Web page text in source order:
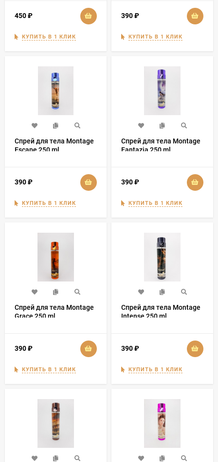
450₽
КУПИТЬ В 1 КЛИК
390₽
КУПИТЬ В 1 КЛИК
Спрей для тела Montage
Escape 250 ml
390₽
КУПИТЬ В 1 КЛИК
Спрей для тела Montage
Fantazia 250 ml
390₽
КУПИТЬ В 1 КЛИК
Спрей для тела Montage
Grace 250 ml
390₽
КУПИТЬ В 1 КЛИК
Спрей для тела Montage
Intense 250 ml
390₽
КУПИТЬ В 1 КЛИК